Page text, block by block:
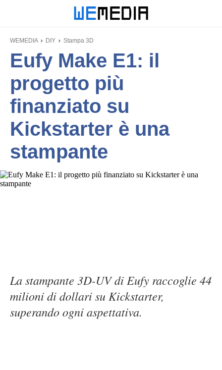
WEMEDIA DIY Stampa 3D
Eufy Make E1: il
progetto più
finanziato su
Kickstarter è una
stampante
La stampante 3D-UV di Eufy raccoglie 44
milioni di dollari su Kickstarter,
superando ogni aspettativa.